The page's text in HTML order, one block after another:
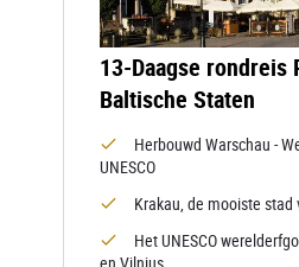
13-Daagse rondreis
Baltische Staten
Herbouwd Warschau -
UNESCO
Krakau, de mooiste stad
Het UNESCO